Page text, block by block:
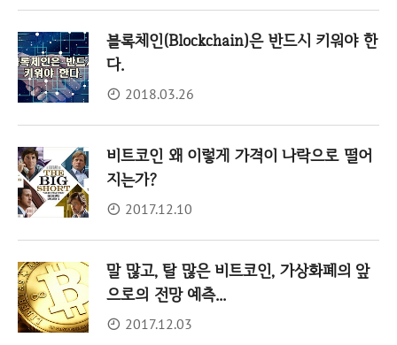
블록체인(Blockchain)은 반드시 키워야 한
다.
2018.03.26
비트코인 왜 이렇게 가격이 나락으로 떨어
지는가?
2017.12.10
말 많고, 탈 많은 비트코인, 가상화폐의 앞
으로의 전망 예측...
2017.12.03